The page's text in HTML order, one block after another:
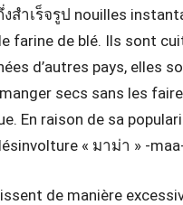
สำเร็จรูป nouilles
de blé. Ils sont
d’autres pays, elles
secs sans les faire
En raison de sa
« มาม่า » -
de manière